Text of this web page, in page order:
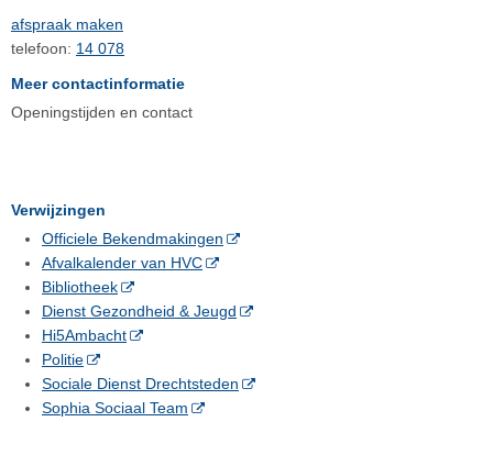
afspraak maken
telefoon: 14 078
Meer contactinformatie
Openingstijden en contact
Verwijzingen
Officiele Bekendmakingen
Afvalkalender van HVC
Bibliotheek
Dienst Gezondheid & Jeugd
Hi5Ambacht
Politie
Sociale Dienst Drechtsteden
Sophia Sociaal Team